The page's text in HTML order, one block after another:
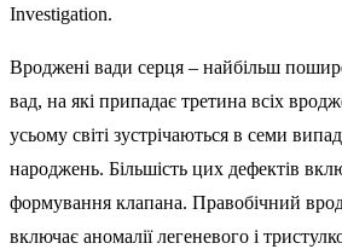
Investigation.
Вроджені вади серця – найбільш
вад, на які припадає третина всіх
усьому світі зустрічаються в семи
народжень. Більшість цих дефектів
формування клапана. Правобічний
включає аномалії легеневого і